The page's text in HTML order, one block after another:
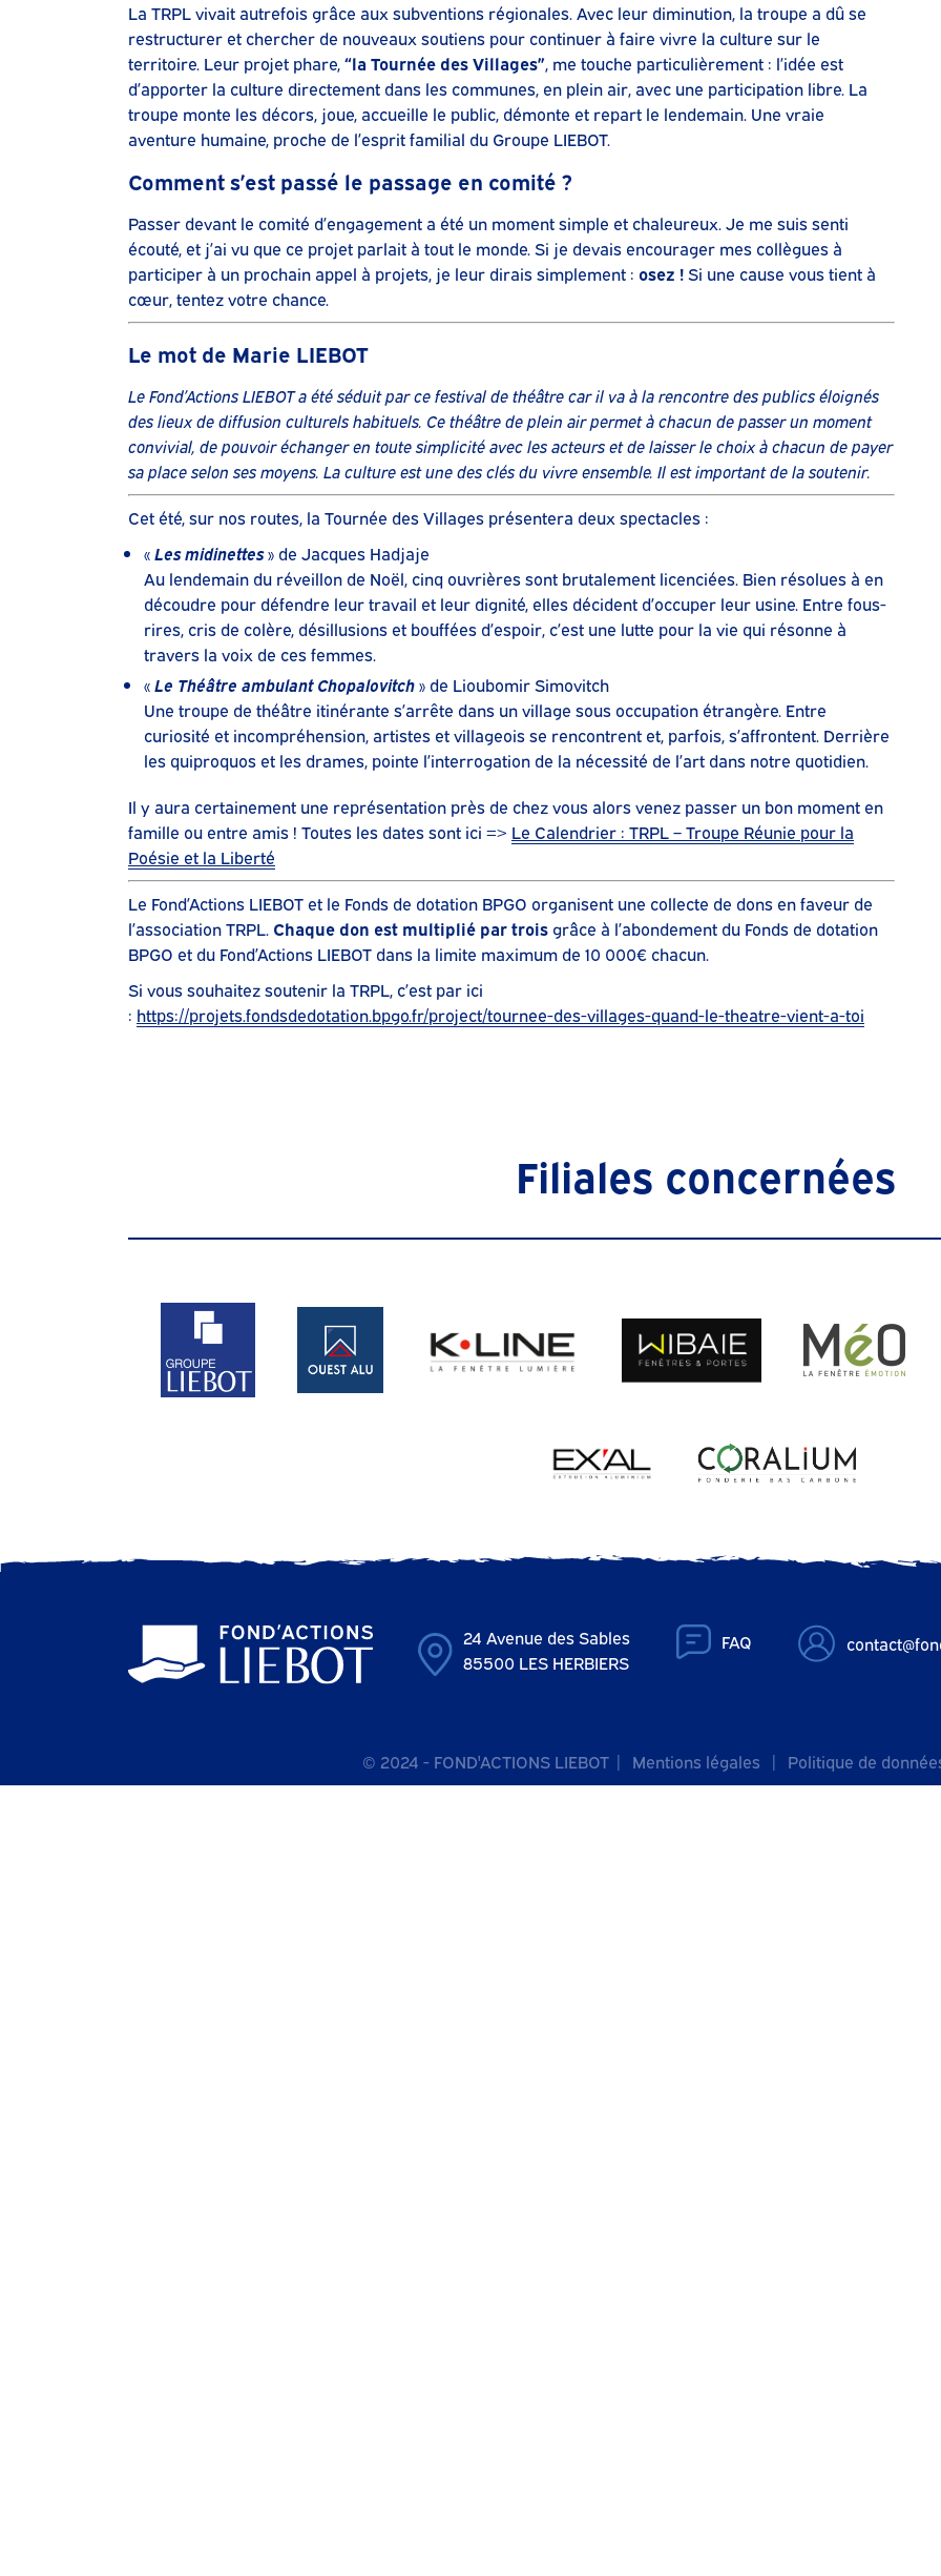
La TRPL vivait autrefois grâce aux subventions régionales. Avec leur diminution, la troupe a dû se
restructurer et chercher de nouveaux soutiens pour continuer à faire vivre la culture sur le
territoire. Leur projet phare,“la Tournée des Villages”, me touche particulièrement : l’idée est
d’apporter la culture directement dans les communes, en plein air, avec une participation libre. La
troupe monte les décors, joue, accueille le public, démonte et repart le lendemain. Une vraie
aventure humaine, proche de l’esprit familial du Groupe LIEBOT.
Comment s’est passé le passage en comité ?
Passer devant le comité d’engagement a été un moment simple et chaleureux. Je me suis senti
écouté, et j’ai vu que ce projet parlait à tout le monde. Si je devais encourager mes collègues à
participer à un prochain appel à projets, je leur dirais simplement : osez !Si une cause vous tient à
cœur, tentez votre chance.
Le mot de Marie LIEBOT
Le Fond’Actions LIEBOT a été séduit par ce festival de théâtre car il va à la rencontre des publics éloignés
des lieux de diffusion culturels habituels. Ce théâtre de plein air permet à chacun de passer un moment
convivial, de pouvoir échanger en toute simplicité avec les acteurs et de laisser le choix à chacun de payer
sa place selon ses moyens. La culture est une des clés du vivre ensemble. Il est important de la soutenir.
Cet été, sur nos routes, la Tournée des Villages présentera deux spectacles :
«Les midinettes» de Jacques Hadjaje
Au lendemain du réveillon de Noël, cinq ouvrières sont brutalement licenciées. Bien résolues à en
découdre pour défendre leur travail et leur dignité, elles décident d’occuper leur usine. Entre fous-
rires, cris de colère, désillusions et bouffées d’espoir, c’est une lutte pour la vie qui résonne à
travers la voix de ces femmes.
«Le Théâtre ambulant Chopalovitch» de Lioubomir Simovitch
Une troupe de théâtre itinérante s’arrête dans un village sous occupation étrangère. Entre
curiosité et incompréhension, artistes et villageois se rencontrent et, parfois, s’affrontent. Derrière
les quiproquos et les drames, pointe l’interrogation de la nécessité de l’art dans notre quotidien.
Il y aura certainement une représentation près de chez vous alors venez passer un bon moment en
famille ou entre amis ! Toutes les dates sont ici => Le Calendrier : TRPL – Troupe Réunie pour la
Poésie et la Liberté
Le Fond’Actions LIEBOT et le Fonds de dotation BPGO organisent une collecte de dons en faveur de
l’association TRPL. Chaque don est multiplié par trois grâce à l’abondement du Fonds de dotation
BPGO et du Fond’Actions LIEBOT dans la limite maximum de 10 000€ chacun.
Si vous souhaitez soutenir la TRPL, c’est par ici
: https://projets.fondsdedotation.bpgo.fr/project/tournee-des-villages-quand-le-theatre-vient-a-toi
Filiales concernées
24 Avenue des Sables
85500 LES HERBIERS
FAQ
© 2024 - FOND'ACTIONS LIEBOT | Mentions légales | Politique de